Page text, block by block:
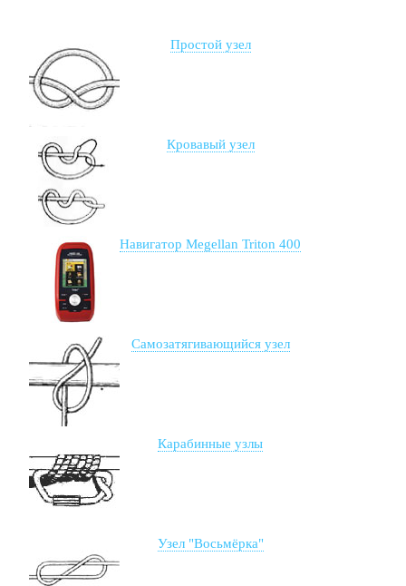
Простой узел
Кровавый узел
Навигатор Megellan Triton 400
Самозатягивающийся узел
Карабинные узлы
Узел "Восьмёрка"